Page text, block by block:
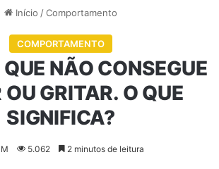
Início /Comportamento
COMPORTAMENTO
NÃO CONSEGUE
GRITAR. O QUE
SIGNIFICA?
5.062 2 minutos de leitura